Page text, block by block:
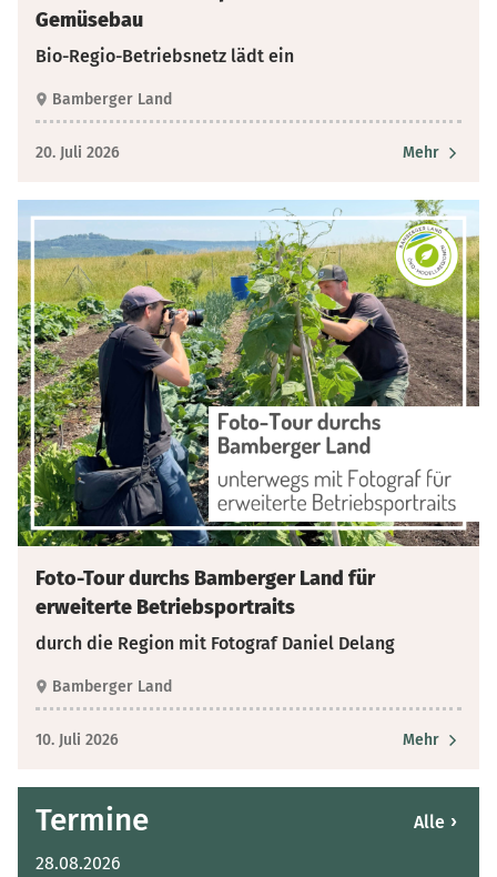
Gemüsebau
Bio-Regio-Betriebsnetz lädt ein
Bamberger Land
20. Juli 2026 Mehr
Foto-Tour durchs Bamberger Land für
erweiterte Betriebsportraits
durch die Region mit Fotograf Daniel Delang
Bamberger Land
10. Juli 2026 Mehr
Termine Alle ›
28.08.2026